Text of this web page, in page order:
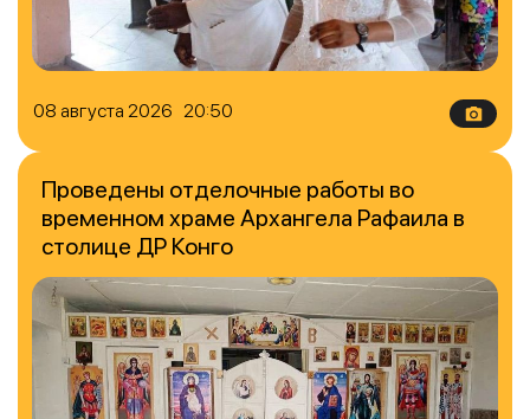
08 августа 2026 20:50
Проведены отделочные работы во
временном храме Архангела Рафаила в
столице ДР Конго